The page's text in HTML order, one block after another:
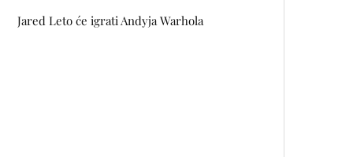
Jared Leto će igrati Andyja Warhola